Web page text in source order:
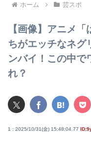
ホーム 芸スポ
【画像】アニメ
ちがエッチなネグ
ンバイ！この中で
れ？
1 : 2025/10/31(金) 15:48:04.77